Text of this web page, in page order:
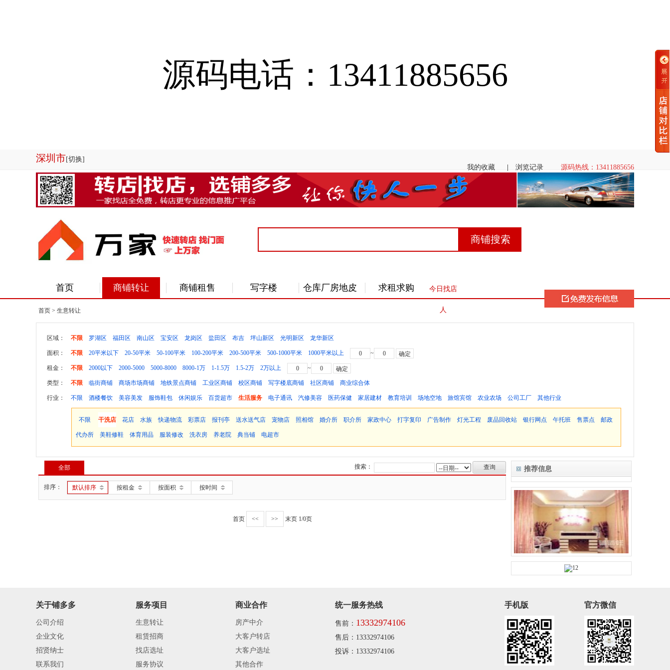
源码电话：13411885656
深圳市[切换]
欢迎来到店铺转让系统-商铺管理系统|商铺出租系统源码专业为您服务，请登录或注册，享受我们便捷的转店找店服务吧！
我的收藏 浏览记录 源码热线：13411885656
首页 商铺转让 商铺租售 写字楼 仓库厂房地皮 求租求购 今日找店
人
首页 > 生意转让
区域： 不限 罗湖区 福田区 南山区 宝安区 龙岗区 盐田区 布吉 坪山新区 光明新区 龙华新区
面积： 不限 20平米以下 20-50平米 50-100平米 100-200平米 200-500平米 500-1000平米 1000平米以上 ~
租金： 不限 2000以下 2000-5000 5000-8000 8000-1万 1-1.5万 1.5-2万 2万以上 ~
类型： 不限 临街商铺 商场市场商铺 地铁景点商铺 工业区商铺 校区商铺 写字楼底商铺 社区商铺 商业综合体
行业： 不限 酒楼餐饮 美容美发 服饰鞋包 休闲娱乐 百货超市 生活服务 电子通讯 汽修美容 医药保健 家居建材 教育培训 场地空地 旅馆宾馆 农业农场 公司工厂 其他行业
不限 干洗店 花店 水族 快递物流 彩票店 报刊亭 送水送气店 宠物店 照相馆 婚介所 职介所 家政中心 打字复印 广告制作 灯光工程 废品回收站 银行网点 午托班 售票点 邮政
代办所 美鞋修鞋 体育用品 服装修改 洗衣房 养老院 典当铺 电超市
全部 搜索：
排序： 默认排序 按租金 按面积 按时间
首页 << >> 末页1/0页
推荐信息
关于铺多多
公司介绍
企业文化
招贤纳士
联系我们
服务项目
生意转让
租赁招商
找店选址
服务协议
商业合作
房产中介
大客户转店
大客户选址
其他合作
统一服务热线
售前： 13332974106
售后：13332974106
投诉：13332974106
手机版 官方微信